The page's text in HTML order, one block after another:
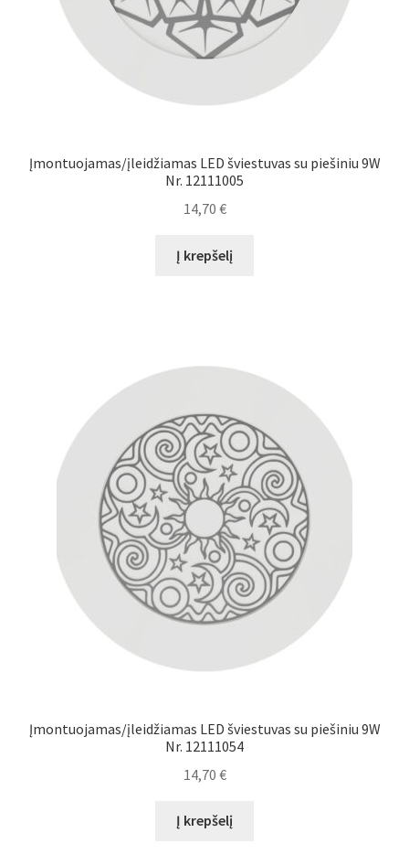
Įmontuojamas/įleidžiamas LED šviestuvas su piešiniu 9W
Nr. 12111005
14,70 €
Į krepšelį
Įmontuojamas/įleidžiamas LED šviestuvas su piešiniu 9W
Nr. 12111054
14,70 €
Į krepšelį